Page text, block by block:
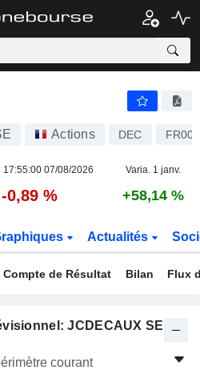
Actions DEC
17:55:00 07/08/2026 Varia. 1 janv.
-0,89 % +58,14 %
Actualités
Compte de Résultat Bilan Flux
JCDECAUX SE
courant